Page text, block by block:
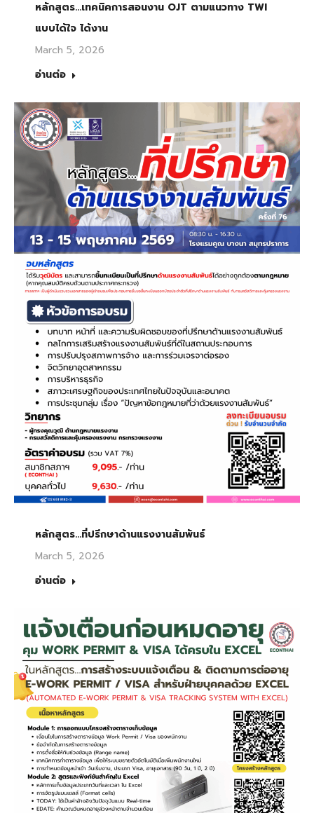
หลักสูตร…เทคนิคการสอนงาน OJT ตามแนวทาง TWI
แบบได้ใจ ได้งาน
March 5, 2026
อ่านต่อ
หลักสูตร…ที่ปรึกษาด้านแรงงานสัมพันธ์
March 5, 2026
อ่านต่อ